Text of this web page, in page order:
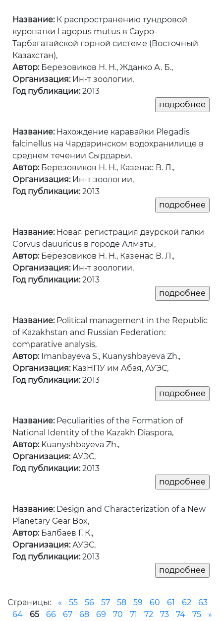
Название:К распространению тундровой
куропатки Lagopus mutus в Сауро-
Тарбагатайской горной системе (Восточный
Казахстан),
Автор:Березовиков Н. Н., Жданко А. Б.,
Организация:Ин-т зоологии,
Год публикации:2013
Название:Нахождение каравайки Plegadis
falcinellus на Чардаринском водохранилище в
среднем течении Сырдарьи,
Автор:Березовиков Н. Н., Казенас В. Л.,
Организация:Ин-т зоологии,
Год публикации:2013
Название:Новая регистрация даурской галки
Corvus dauuricus в городе Алматы,
Автор:Березовиков Н. Н., Казенас В. Л.,
Организация:Ин-т зоологии,
Год публикации:2013
Название:Political management in the Republic
of Kazakhstan and Russian Federation:
comparative analysis,
Автор:Imanbayeva S., Kuanyshbayeva Zh.,
Организация:КазНПУ им Абая, АУЭС,
Год публикации:2013
Название:Peculiarities of the Formation of
National Identity of the Kazakh Diaspora,
Автор:Kuanyshbayeva Zh.,
Организация:АУЭС,
Год публикации:2013
Название:Design and Characterization of a New
Planetary Gear Box,
Автор:Балбаев Г. К.,
Организация:АУЭС,
Год публикации:2013
Страницы: « 55 56 57 58 59 60 61 62
63
64
65 66 67 68 69 70 71 72 73 74 75 »